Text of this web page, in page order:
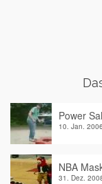
Power
10. Jan. 2006
NBA
31. Dez.